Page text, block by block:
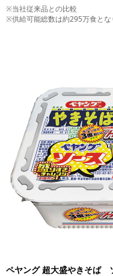
※当社従来品との比較
※供給可能総数は約295万食とな
ペヤング 超大盛やきそば